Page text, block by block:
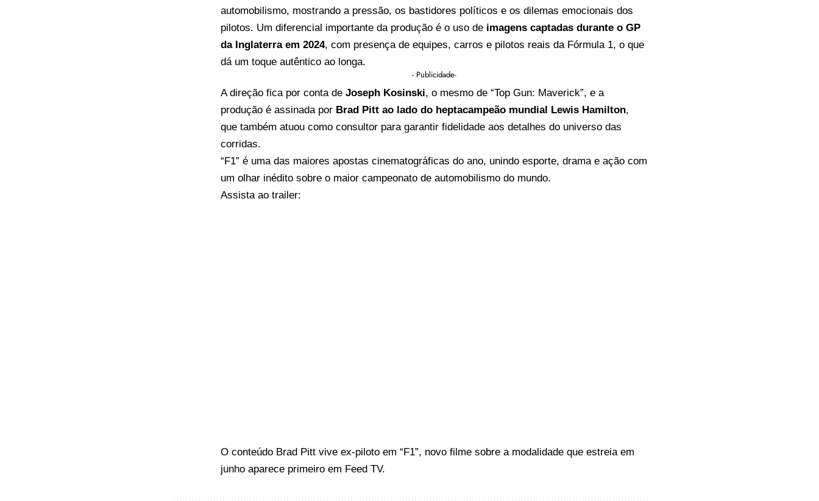
automobilismo, mostrando a pressão, os bastidores políticos e os dilemas emocionais dos
pilotos. Um diferencial importante da produção é o uso de imagens captadas durante o GP
da Inglaterra em 2024, com presença de equipes, carros e pilotos reais da Fórmula 1, o que
dá um toque autêntico ao longa.
- Publicidade-
A direção fica por conta de Joseph Kosinski, o mesmo de “Top Gun: Maverick”, e a
produção é assinada por Brad Pitt ao lado do heptacampeão mundial Lewis Hamilton,
que também atuou como consultor para garantir fidelidade aos detalhes do universo das
corridas.
“F1” é uma das maiores apostas cinematográficas do ano, unindo esporte, drama e ação com
um olhar inédito sobre o maior campeonato de automobilismo do mundo.
Assista ao trailer:
O conteúdo Brad Pitt vive ex-piloto em “F1”, novo filme sobre a modalidade que estreia em
junho aparece primeiro em Feed TV.